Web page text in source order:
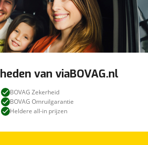
van viaBOVAG.nl
BOVAG Zekerheid
BOVAG Omruilgarantie
Heldere all-in prijzen